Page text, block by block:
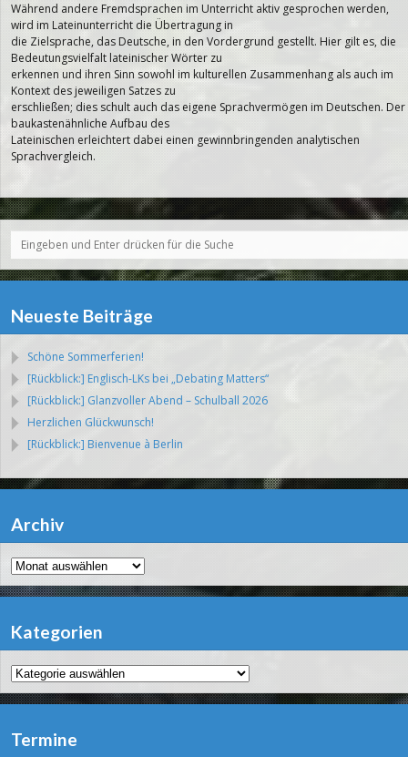
Latein
von
anderen
Fremdsprachen?
Während andere Fremdsprachen im Unterricht aktiv gesprochen werden,
wird im Lateinunterricht die Übertragung in
die Zielsprache, das Deutsche, in den Vordergrund gestellt. Hier gilt es, die
Bedeutungsvielfalt lateinischer Wörter zu
erkennen und ihren Sinn sowohl im kulturellen Zusammenhang als auch im
Kontext des jeweiligen Satzes zu
erschließen; dies schult auch das eigene Sprachvermögen im Deutschen. Der
baukastenähnliche Aufbau des
Lateinischen erleichtert dabei einen gewinnbringenden analytischen
Sprachvergleich.
Neueste Beiträge
Schöne Sommerferien!
[Rückblick:] Englisch-LKs bei „Debating Matters“
[Rückblick:] Glanzvoller Abend – Schulball 2026
Herzlichen Glückwunsch!
[Rückblick:] Bienvenue à Berlin
Archiv
Archiv
Kategorien
Kategorien
Termine